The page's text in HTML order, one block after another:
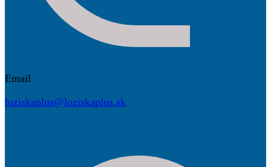
Email
loziskaplus@loziskaplus.sk